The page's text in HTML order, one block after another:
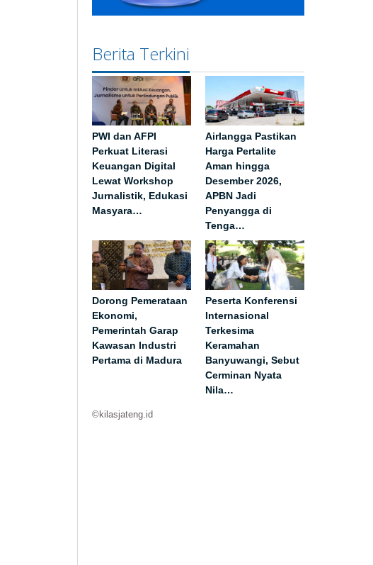
Berita Terkini
PWI dan AFPI
Perkuat Literasi
Keuangan Digital
Lewat Workshop
Jurnalistik, Edukasi
Masyara…
Airlangga Pastikan
Harga Pertalite
Aman hingga
Desember 2026,
APBN Jadi
Penyangga di
Tenga…
Dorong Pemerataan
Ekonomi,
Pemerintah Garap
Kawasan Industri
Pertama di Madura
Peserta Konferensi
Internasional
Terkesima
Keramahan
Banyuwangi, Sebut
Cerminan Nyata
Nila…
©kilasjateng.id